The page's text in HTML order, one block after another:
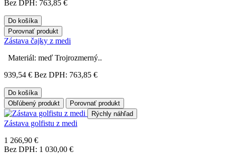
Bez DPH: 763,85 €
Do košíka
Porovnať produkt
Zástava čajky z medi
Materiál: meď Trojrozmerný..
939,54 € Bez DPH: 763,85 €
Do košíka
Obľúbený produkt
Porovnať produkt
Rýchly náhľad
Zástava golfistu z medi
1 266,90 €
Bez DPH: 1 030,00 €